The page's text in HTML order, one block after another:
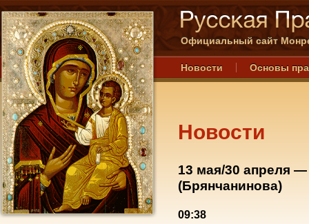
Официальный сайт
Новости Основы
Новости
13 мая/30 апреля —
(Брянчанинова)
09:38